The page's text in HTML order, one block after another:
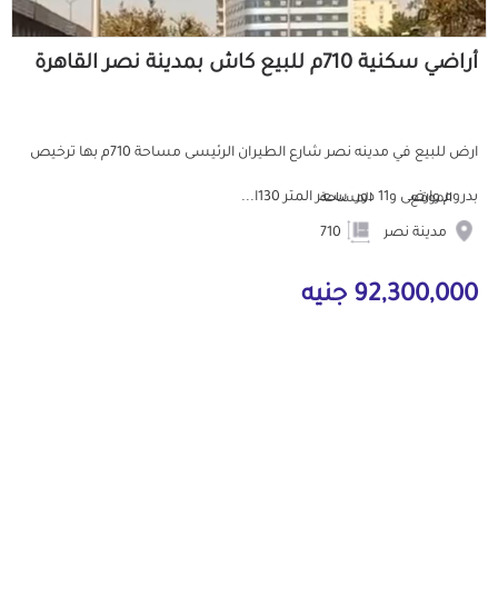
أراضي سكنية 710م للبيع كاش بمدينة نصر القاهرة
ارض للبيع في مدينه نصر شارع الطيران الرئيسى مساحة 710م بها ترخيص
بدروم وارضى و11 دور. سعر المتر 130ا...
الموقع
مدينة نصر
المساحة
92,300,000 جنيه